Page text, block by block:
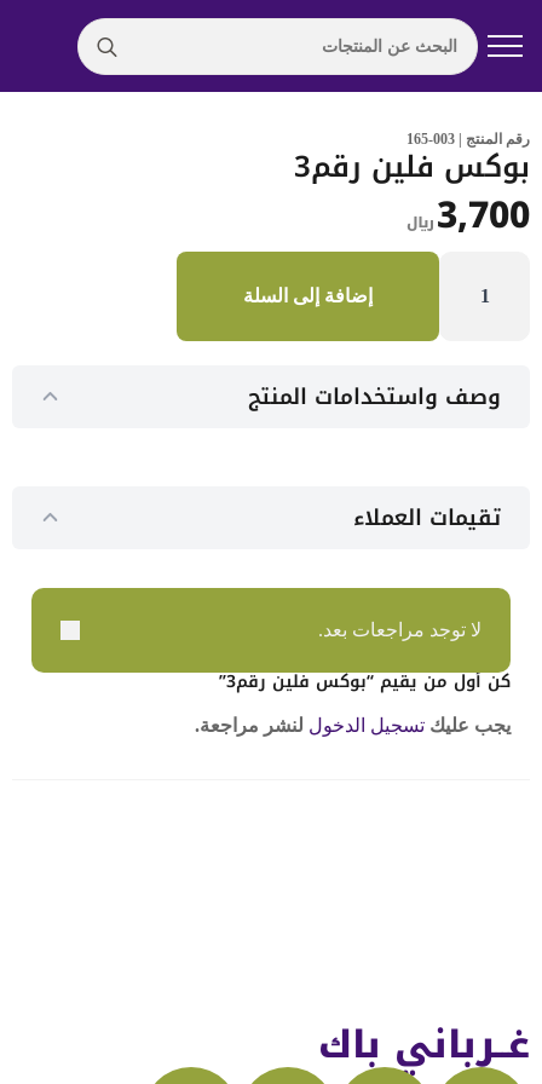
Search
for:
رقم المنتج | 003-165
بوكس فلين رقم3
3,700﷼
إضافة إلى السلة
وصف واستخدامات المنتج
تقيمات العملاء
لا توجد مراجعات بعد.
كن أول من يقيم “بوكس فلين رقم3”
يجب عليك تسجيل الدخول لنشر مراجعة.
غــرباني باك